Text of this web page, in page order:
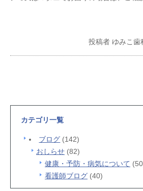
投稿者 ゆみこ歯
カテゴリ一覧
ブログ (142)
おしらせ (82)
健康・予防・病気について
看護師ブログ (40)